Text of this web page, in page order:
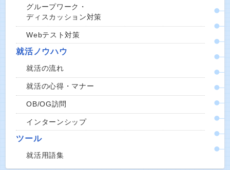
グループワーク・
ディスカッション対策
Webテスト対策
就活ノウハウ
就活の流れ
就活の心得・マナー
OB/OG訪問
インターンシップ
ツール
就活用語集